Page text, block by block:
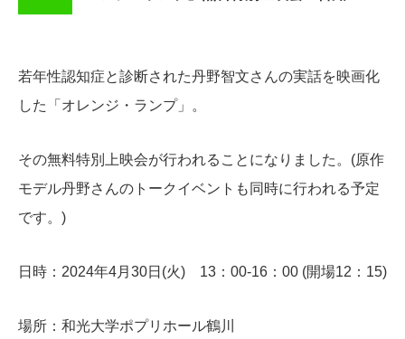
若年性認知症と診断された丹野智文さんの実話を映画化
した「オレンジ・ランプ」。
その無料特別上映会が行われることになりました。(原作
モデル丹野さんのトークイベントも同時に行われる予定
です。)
日時：2024年4月30日(火) 13：00-16：00 (開場12：15)
場所：和光大学ポプリホール鶴川